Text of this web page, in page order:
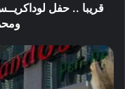
قريبا .. حفل